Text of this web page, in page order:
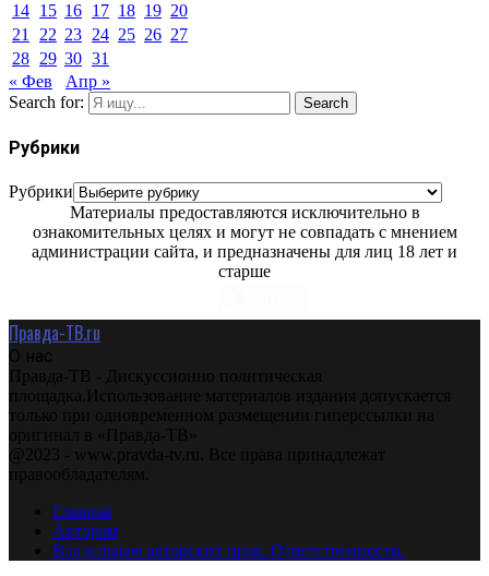
14 15 16 17 18 19 20
21
22 23 24 25 26 27
28 29 30 31
« Фев
Апр »
Search for:
Search
Рубрики
Рубрики
Материалы предоставляются исключительно в
ознакомительных целях и могут не совпадать с мнением
администрации сайта, и предназначены для лиц 18 лет и
старше
Правда-ТВ.ru
О нас
Правда-ТВ - Дискуссионно политическая
площадка.Использование материалов издания допускается
только при одновременном размещении гиперссылки на
оригинал в «Правда-ТВ»
@2023 - www.pravda-tv.ru. Все права принадлежат
правообладателям.
Главная
Авторам
Владельцам авторских прав. Ответственности.